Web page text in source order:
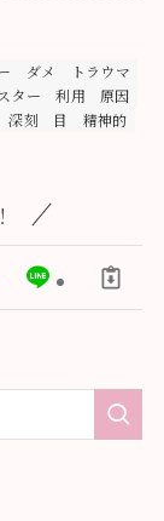
ダメ
トラウマ
ター 利用
原因
深刻 目
精神的